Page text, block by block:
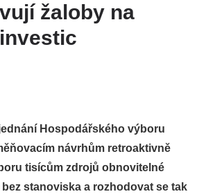
žaloby na
Hospodářského výboru
návrhům retroaktivně
tisícům zdrojů obnovitelné
stanoviska a rozhodovat se tak